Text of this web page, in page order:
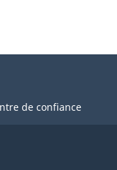
de confiance